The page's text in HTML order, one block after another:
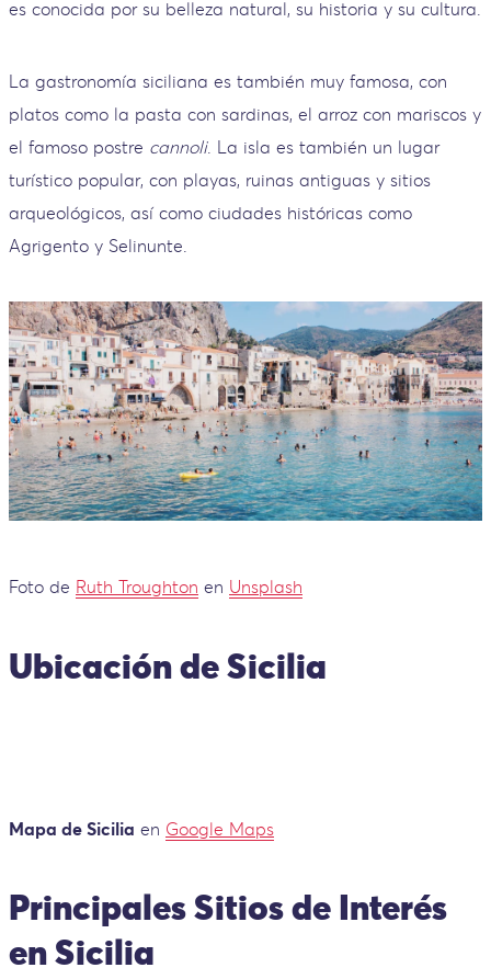
es conocida por su belleza natural, su historia y su cultura.
La gastronomía siciliana es también muy famosa, con
platos como la pasta con sardinas, el arroz con mariscos y
el famoso postre cannoli. La isla es también un lugar
turístico popular, con playas, ruinas antiguas y sitios
arqueológicos, así como ciudades históricas como
Agrigento y Selinunte.
Foto de Ruth Troughton en Unsplash
Ubicación de Sicilia
Mapa de Sicilia en Google Maps
Principales Sitios de Interés
en Sicilia